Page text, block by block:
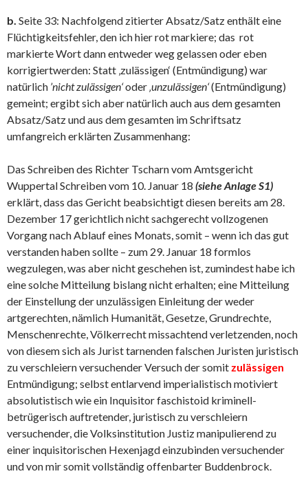
b. Seite 33: Nachfolgend zitierter Absatz/Satz enthält eine
Flüchtigkeitsfehler, den ich hier rot markiere; das rot
markierte Wort dann entweder weg gelassen oder eben
korrigiertwerden: Statt ‚zulässigen‘ (Entmündigung) war
natürlich ’nicht zulässigen‘oder‚unzulässigen‘(Entmündigung)
gemeint; ergibt sich aber natürlich auch aus dem gesamten
Absatz/Satz und aus dem gesamten im Schriftsatz
umfangreich erklärten Zusammenhang:
Das Schreiben des Richter Tscharn vom Amtsgericht
Wuppertal Schreiben vom 10. Januar 18 (siehe Anlage S1)
erklärt, dass das Gericht beabsichtigt diesen bereits am 28.
Dezember 17 gerichtlich nicht sachgerecht vollzogenen
Vorgang nach Ablauf eines Monats, somit – wenn ich das gut
verstanden haben sollte – zum 29. Januar 18 formlos
wegzulegen, was aber nicht geschehen ist, zumindest habe ich
eine solche Mitteilung bislang nicht erhalten; eine Mitteilung
der Einstellung der unzulässigen Einleitung der weder
artgerechten, nämlich Humanität, Gesetze, Grundrechte,
Menschenrechte, Völkerrecht missachtend verletzenden, noch
von diesem sich als Jurist tarnenden falschen Juristen juristisch
zu verschleiern versuchender Versuch der somit zulässigen
Entmündigung; selbst entlarvend imperialistisch motiviert
absolutistisch wie ein Inquisitor faschistoid kriminell-
betrügerisch auftretender, juristisch zu verschleiern
versuchender, die Volksinstitution Justiz manipulierend zu
einer inquisitorischen Hexenjagd einzubinden versuchender
und von mir somit vollständig offenbarter Buddenbrock.